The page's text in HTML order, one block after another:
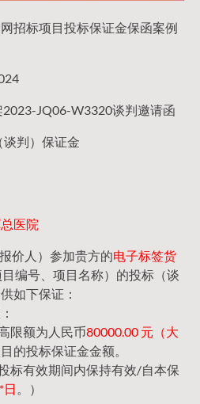
招标项目投标保证金保函案例
JQ06-W3320谈判邀请函
谈判）保证金
医院
报价人）参加贵方的电子标签货
目编号、项目名称）的投标（谈
如下保证：
限额为人民币80000.00 元（大
的投标保证金金额。
标有效期间内保持有效/自本保
日 。）